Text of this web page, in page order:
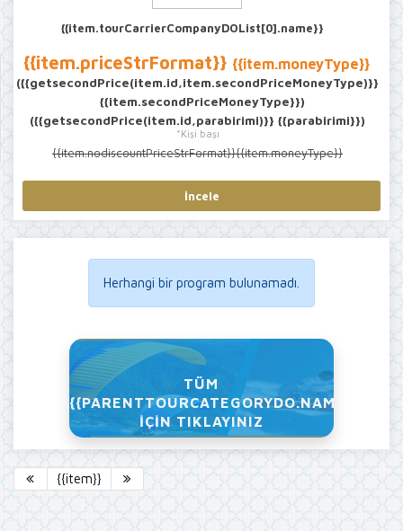
{{item.tourCarrierCompanyDOList[0].name}}
{{item.priceStrFormat}} {{item.moneyType}}
({{getsecondPrice(item.id,item.secondPriceMoneyType)}}
{{item.secondPriceMoneyType}})
({{getsecondPrice(item.id,parabirimi)}} {{parabirimi}})
*Kişi başı
{{item.nodiscountPriceStrFormat}}{{item.moneyType}}
İncele
Herhangi bir program bulunamadı.
TÜM
İÇIN TIKLAYINIZ
{{item}}